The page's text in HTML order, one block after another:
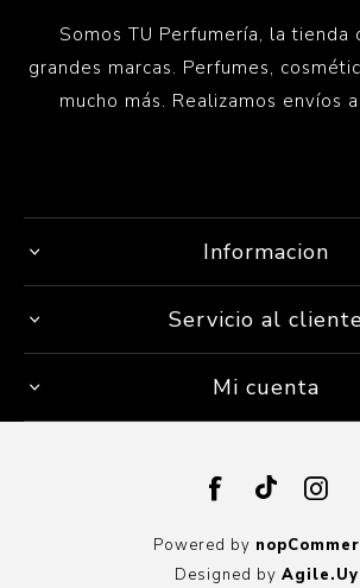
Somos TU Perfumería, la tienda
grandes marcas. Perfumes,
mucho más. Realizamos envíos
Informacion
Servicio al
Mi cuenta
Powered by
Designed by Agile.Uy